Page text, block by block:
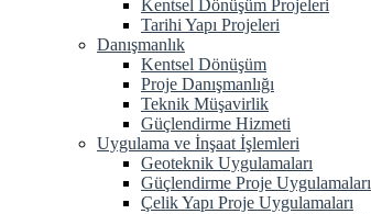
Kentsel Dönüşüm Projeleri
Tarihi Yapı Projeleri
Danışmanlık
Kentsel Dönüşüm
Proje Danışmanlığı
Teknik Müşavirlik
Güçlendirme Hizmeti
Uygulama ve İnşaat İşlemleri
Geoteknik Uygulamaları
Güçlendirme Proje Uygulamaları
Çelik Yapı Proje Uygulamaları